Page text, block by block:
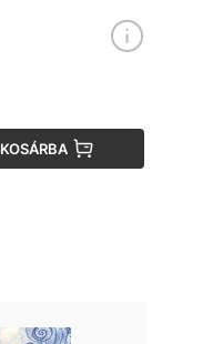
KOSÁRBA